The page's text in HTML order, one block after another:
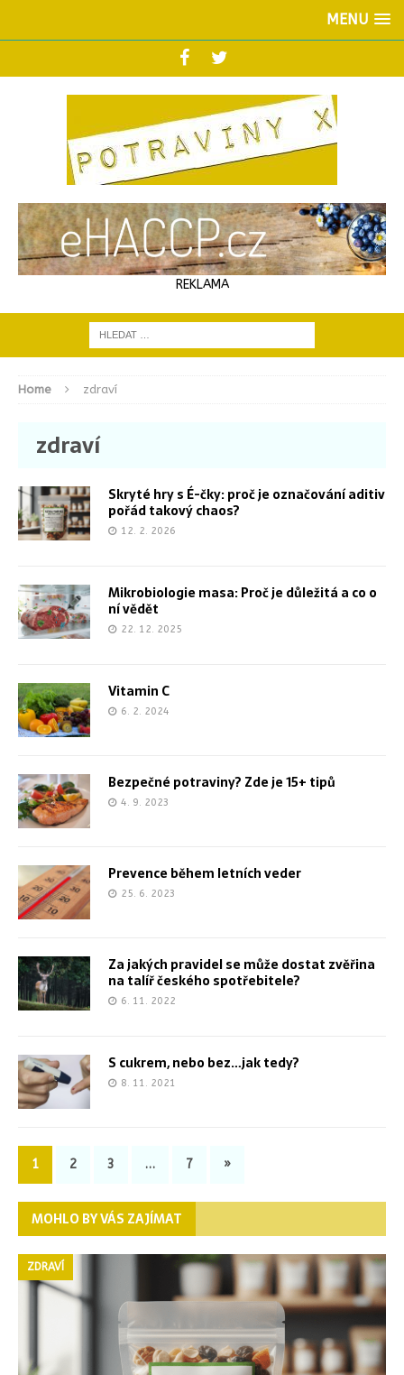
MENU
REKLAMA
Home zdraví
zdraví
Skryté hry s É-čky: proč je označování aditiv
pořád takový chaos?
12. 2. 2026
Mikrobiologie masa: Proč je důležitá a co o
ní vědět
22. 12. 2025
Vitamin C
6. 2. 2024
Bezpečné potraviny? Zde je 15+ tipů
4. 9. 2023
Prevence během letních veder
25. 6. 2023
Za jakých pravidel se může dostat zvěřina
na talíř českého spotřebitele?
6. 11. 2022
S cukrem, nebo bez…jak tedy?
8. 11. 2021
1 2 3 … 7 »
MOHLO BY VÁS ZAJÍMAT
ZDRAVÍ